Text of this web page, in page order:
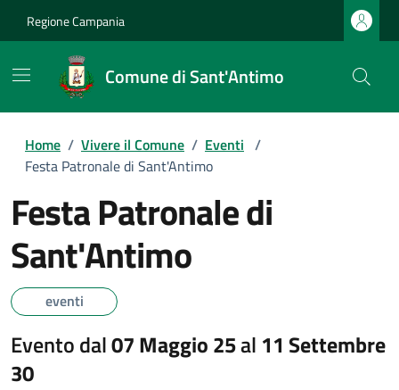
Regione Campania
Comune di Sant'Antimo
Home / Vivere il Comune / Eventi /
Festa Patronale di Sant'Antimo
Festa Patronale di
Sant'Antimo
eventi
Evento dal07 Maggio 25al 11 Settembre
30